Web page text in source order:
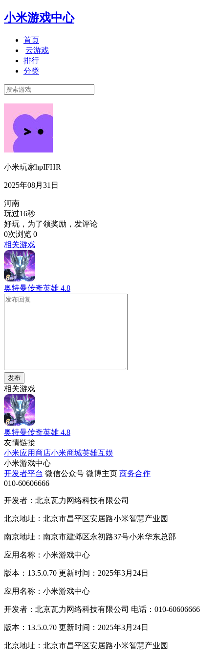
小米游戏中心
首页
云游戏
排行
分类
小米玩家hpIFHR
2025年08月31日
河南
玩过16秒
好玩，为了领奖励，发评论
0次浏览 0
相关游戏
奥特曼传奇英雄 4.8
发布
相关游戏
奥特曼传奇英雄 4.8
友情链接
小米应用商店小米商城英雄互娱
小米游戏中心
开发者平台 微信公众号 微博主页 商务合作
010-60606666
开发者：北京瓦力网络科技有限公司
北京地址：北京市昌平区安居路小米智慧产业园
南京地址：南京市建邺区永初路37号小米华东总部
应用名称：小米游戏中心
版本：13.5.0.70 更新时间：2025年3月24日
应用名称：小米游戏中心
开发者：北京瓦力网络科技有限公司 电话：010-60606666
版本：13.5.0.70 更新时间：2025年3月24日
北京地址：北京市昌平区安居路小米智慧产业园